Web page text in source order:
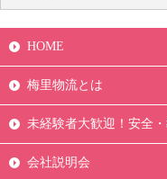
HOME
梅里物流とは
未経験者大歓迎！安全・
会社説明会